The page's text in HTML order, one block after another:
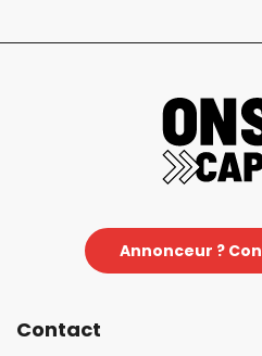
Annonceur ?
Contact